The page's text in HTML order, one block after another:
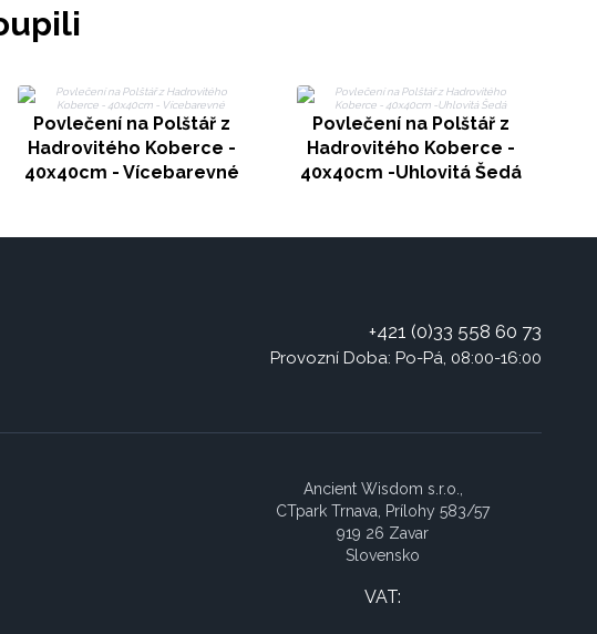
Povlečení na Polštář z
Hadrovitého Koberce -
40x40cm - Vícebarevné
Povlečení na Polštář z
Hadrovitého Koberce -
40x40cm -Uhlovitá Šedá
+421 (0)33 558 60 73
Provozní Doba: Po-Pá, 08:00-16:00
Ancient Wisdom s.r.o.,
CTpark Trnava, Prílohy 583/57
919 26 Zavar
Slovensko
VAT: